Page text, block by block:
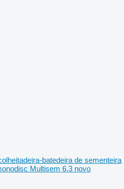
batedeira de sementeira
Multisem 6.3 novo